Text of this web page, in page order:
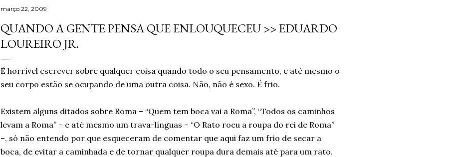
março 22, 2009
QUANDO A GENTE PENSA QUE ENLOUQUECEU >> EDUARDO
LOUREIRO JR.
É horrível escrever sobre qualquer coisa quando todo o seu pensamento, e até mesmo o
seu corpo estão se ocupando de uma outra coisa. Não, não é sexo. É frio.
Existem alguns ditados sobre Roma – “Quem tem boca vai a Roma”, “Todos os caminhos
levam a Roma” – e até mesmo um trava-línguas – “O Rato roeu a roupa do rei de Roma”
–, só não entendo por que esqueceram de comentar que aqui faz um frio de secar a
boca, de evitar a caminhada e de tornar qualquer roupa dura demais até para um rato.